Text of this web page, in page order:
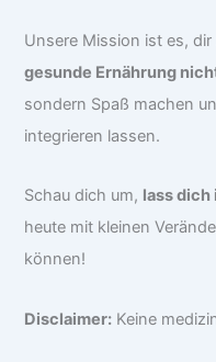
Unsere Mission ist es,
gesunde Ernährung
sondern Spaß machen
integrieren lassen.
Schau dich um, lass
heute mit kleinen
können!
Disclaimer: Keine